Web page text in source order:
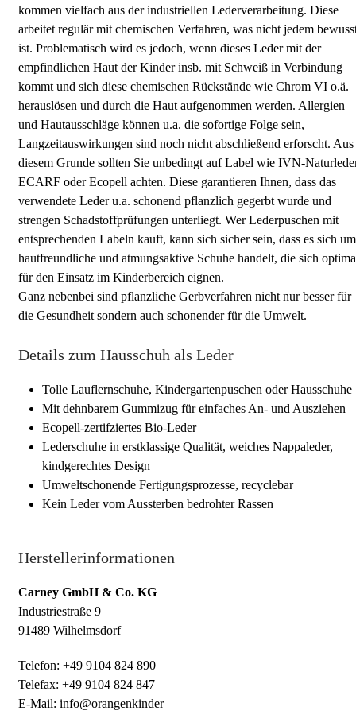
kommen vielfach aus der industriellen Lederverarbeitung. Diese
arbeitet regulär mit chemischen Verfahren, was nicht jedem
ist. Problematisch wird es jedoch, wenn dieses Leder mit der
empfindlichen Haut der Kinder insb. mit Schweiß in Verbindung
kommt und sich diese chemischen Rückstände wie Chrom VI o.ä.
herauslösen und durch die Haut aufgenommen werden. Allergien
und Hautausschläge können u.a. die sofortige Folge sein,
Langzeitauswirkungen sind noch nicht abschließend erforscht. Aus
diesem Grunde sollten Sie unbedingt auf Label wie IVN-
ECARF oder Ecopell achten. Diese garantieren Ihnen, dass das
verwendete Leder u.a. schonend pflanzlich gegerbt wurde und
strengen Schadstoffprüfungen unterliegt. Wer Lederpuschen mit
entsprechenden Labeln kauft, kann sich sicher sein, dass es sich um
hautfreundliche und atmungsaktive Schuhe handelt, die sich
für den Einsatz im Kinderbereich eignen.
Ganz nebenbei sind pflanzliche Gerbverfahren nicht nur besser für
die Gesundheit sondern auch schonender für die Umwelt.
Details zum Hausschuh als Leder
Tolle Lauflernschuhe, Kindergartenpuschen oder Hausschuhe
Mit dehnbarem Gummizug für einfaches An- und Ausziehen
Ecopell-zertifziertes Bio-Leder
Lederschuhe in erstklassige Qualität, weiches Nappaleder,
kindgerechtes Design
Umweltschonende Fertigungsprozesse, recyclebar
Kein Leder vom Aussterben bedrohter Rassen
Herstellerinformationen
Carney GmbH & Co. KG
Industriestraße 9
91489 Wilhelmsdorf
Telefon: +49 9104 824 890
Telefax: +49 9104 824 847
E-Mail: info@orangenkinder